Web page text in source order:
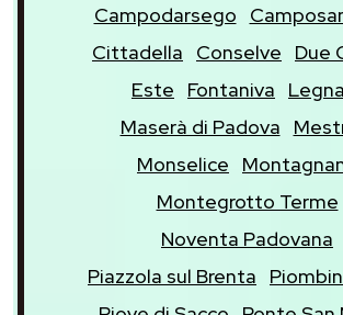
Campodarsego
Cittadella
Conselve
Due
Este
Fontaniva
Maserà di Padova
Monselice
Montegrotto Terme
Noventa Padovana
Piazzola sul Brenta